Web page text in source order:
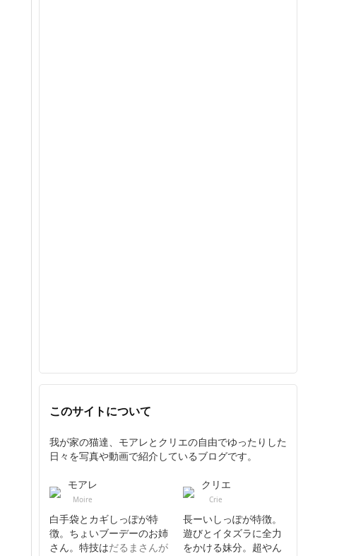
このサイトについて
我が家の猫達、モアレとクリエの自由でゆったりした
日々を写真や動画で紹介しているブログです。
モアレ
Moire
白手袋とカギしっぽが特
徴。ちょいブーデーのお姉
さん。特技はだるまさんが
クリエ
Crie
長ーいしっぽが特徴。
遊びとイタズラに全力
をかける妹分。超やん